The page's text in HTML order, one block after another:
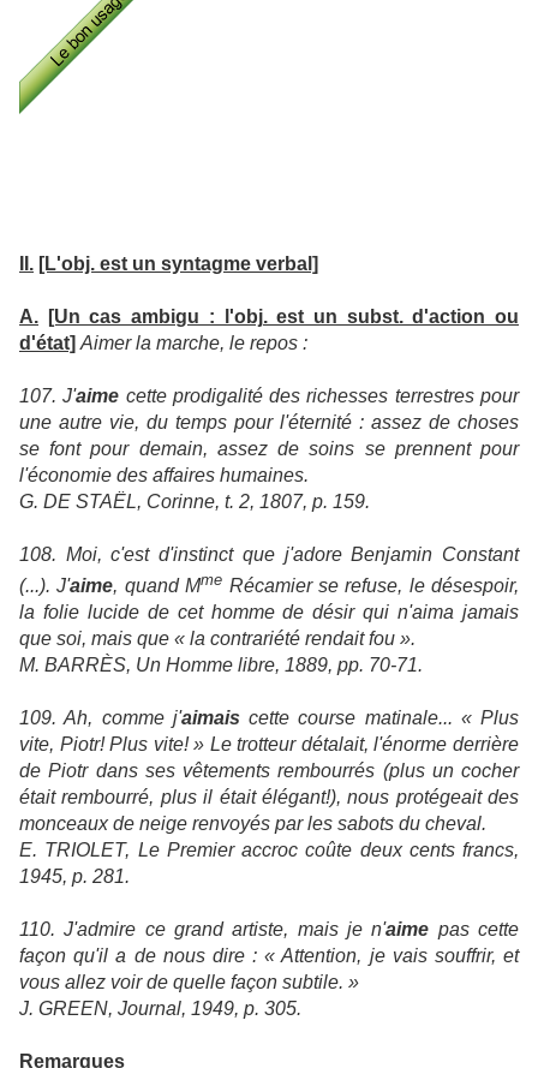
II. [L'obj. est un syntagme verbal]
A.
[Un cas ambigu : l'obj. est un subst. d'action ou
d'état] Aimer la marche, le repos :
107. J'aime cette prodigalité des richesses terrestres pour
une autre vie, du temps pour l'éternité : assez de choses
se font pour demain, assez de soins se prennent pour
l'économie des affaires humaines.
G. DE STAËL, Corinne, t. 2, 1807, p. 159.
108. Moi, c'est d'instinct que j'adore Benjamin Constant
(...). J'aime, quand Mme Récamier se refuse, le désespoir,
la folie lucide de cet homme de désir qui n'aima jamais
que soi, mais que « la contrariété rendait fou ».
M. BARRÈS, Un Homme libre, 1889, pp. 70-71.
109. Ah, comme j'aimais cette course matinale... « Plus
vite, Piotr! Plus vite! » Le trotteur détalait, l'énorme derrière
de Piotr dans ses vêtements rembourrés (plus un cocher
était rembourré, plus il était élégant!), nous protégeait des
monceaux de neige renvoyés par les sabots du cheval.
E. TRIOLET, Le Premier accroc coûte deux cents francs,
1945, p. 281.
110. J'admire ce grand artiste, mais je n'aime pas cette
façon qu'il a de nous dire : « Attention, je vais souffrir, et
vous allez voir de quelle façon subtile. »
J. GREEN, Journal, 1949, p. 305.
Remarques